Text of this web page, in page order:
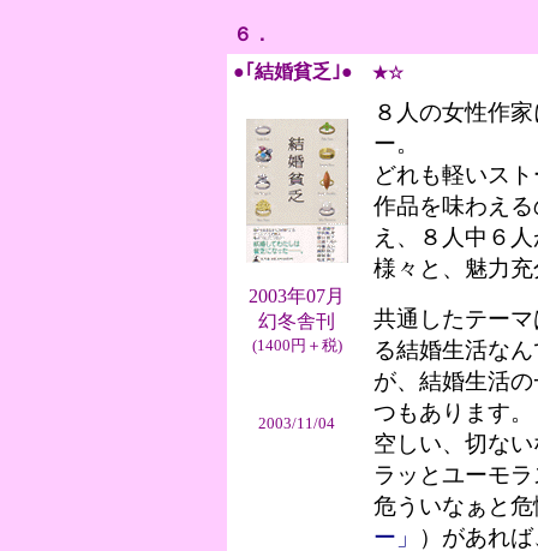
６．
●｢結婚貧乏｣●
★☆
2003年07月
幻冬舎刊
(1400円＋税)
2003/11/04
８人の女性作
ー。
どれも軽いス
作品を味わえ
え、８人中６
様々と、魅力
共通したテー
る結婚生活な
が、結婚生活
つもあります。
空しい、切な
ラッとユーモ
危ういなぁと
ー」
）があれ